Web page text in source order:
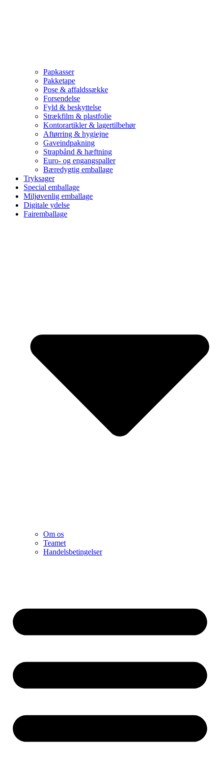
Papkasser
Pakketape
Pose & affaldssække
Forsendelse
Fyld & beskyttelse
Strækfilm & plastfolie
Kontorartikler & lagertilbehør
Aftørring & hygiejne
Gaveindpakning
Strapbånd & hæftning
Euro- og engangspaller
Bæredygtig emballage
Tryksager
Special emballage
Miljøvenlig emballage
Digitale ydelse
Fairemballage
Om os
Teamet
Handelsbetingelser